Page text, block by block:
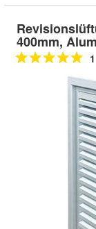
400mm,
1